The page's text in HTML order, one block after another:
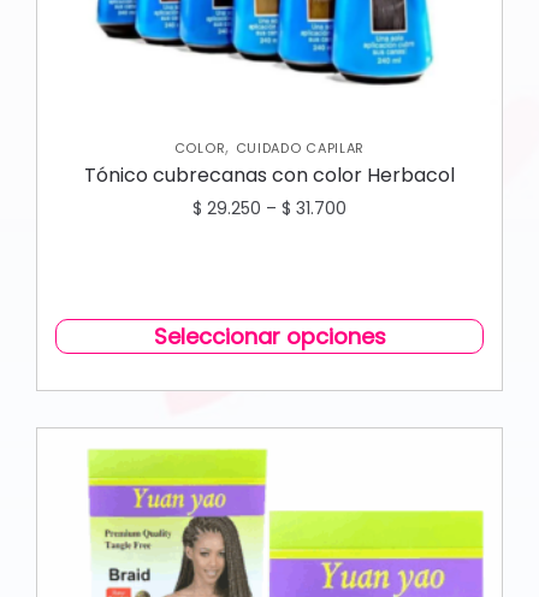
COLOR, CUIDADO CAPILAR
Tónico cubrecanas con color Herbacol
$ 29.250 – $ 31.700
Seleccionar opciones